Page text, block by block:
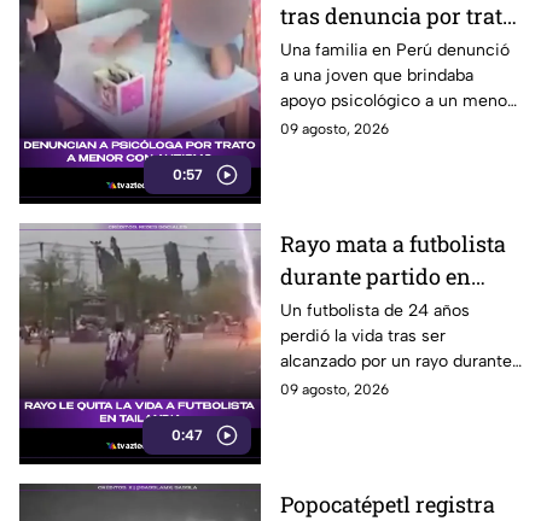
0:57
tras denuncia por trato
a menor con autismo
Una familia en Perú denunció
a una joven que brindaba
apoyo psicológico a un menor
con autismo no verbal, tras
09 agosto, 2026
0:47
Rayo mata a futbolista
durante partido en
Tailandia
Un futbolista de 24 años
perdió la vida tras ser
alcanzado por un rayo durante
una tormenta en partido en
09 agosto, 2026
Popocatépetl registra